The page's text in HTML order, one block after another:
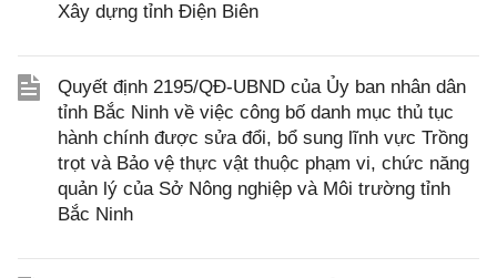
Xây dựng tỉnh Điện Biên
Quyết định 2195/QĐ-UBND của Ủy ban nhân dân
tỉnh Bắc Ninh về việc công bố danh mục thủ tục
hành chính được sửa đổi, bổ sung lĩnh vực Trồng
trọt và Bảo vệ thực vật thuộc phạm vi, chức năng
quản lý của Sở Nông nghiệp và Môi trường tỉnh
Bắc Ninh